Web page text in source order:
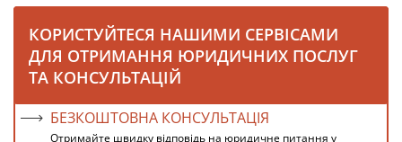
КОРИСТУЙТЕСЯ НАШИМИ СЕРВІСАМИ
ДЛЯ ОТРИМАННЯ ЮРИДИЧНИХ ПОСЛУГ
ТА КОНСУЛЬТАЦІЙ
БЕЗКОШТОВНА КОНСУЛЬТАЦІЯ
Отримайте швидку відповідь на юридичне питання у